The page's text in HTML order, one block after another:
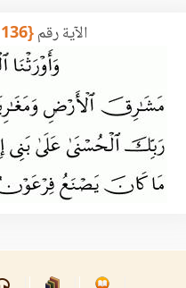
الآية رقم{137,136}